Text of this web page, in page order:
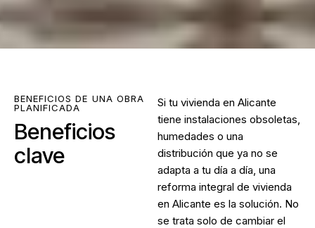
BENEFICIOS DE UNA OBRA
PLANIFICADA
Beneficios
clave
Si tu vivienda en Alicante
tiene instalaciones obsoletas,
humedades o una
distribución que ya no se
adapta a tu día a día, una
reforma integral de vivienda
en Alicante es la solución. No
se trata solo de cambiar el